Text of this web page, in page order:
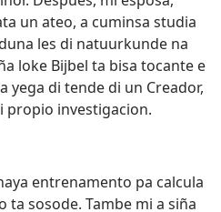
un ateo, a cuminsa studia
les di natuurkunde na
loke Bijbel ta bisa tocante e
yega di tende di un Creador,
propio investigacion.
entrenamento pa calcula
sosode. Tambe mi a siña